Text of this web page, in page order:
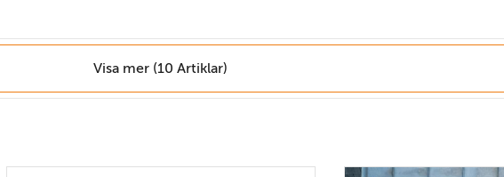
Visa mer (10 Artiklar)